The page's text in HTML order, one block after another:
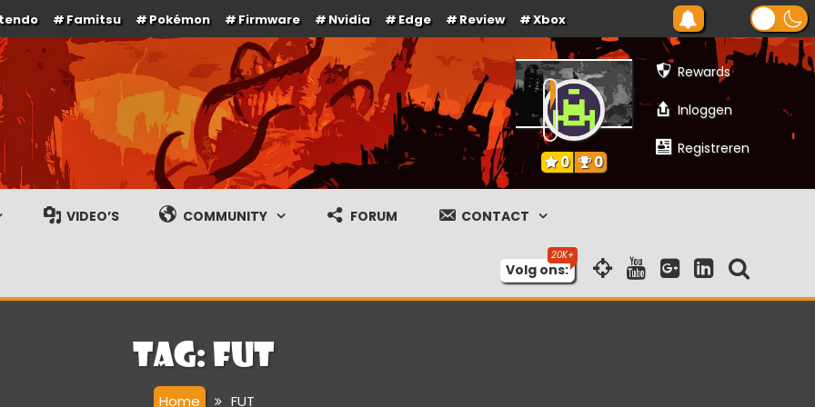
Famitsu Pokémon Firmware Nvidia Edge Review Xbox
gameplay streams
Rewards
Inloggen
Registreren
0 0
VIDEO’S COMMUNITY FORUM CONTACT
Volg ons:
Tag: FUT
Home FUT